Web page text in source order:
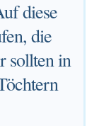
diese
die
sollten in